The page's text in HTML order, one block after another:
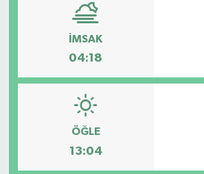
İMSAK
04:18
ÖĞLE
13:04
Ekonomi
Emet
Foto Galeri
Gediz